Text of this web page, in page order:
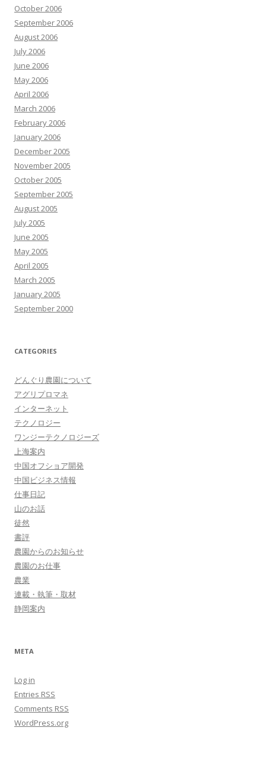
October 2006
September 2006
August 2006
July 2006
June 2006
May 2006
April 2006
March 2006
February 2006
January 2006
December 2005
November 2005
October 2005
September 2005
August 2005
July 2005
June 2005
May 2005
April 2005
March 2005
January 2005
September 2000
CATEGORIES
どんぐり農園について
アグリプロマネ
インターネット
テクノロジー
ワンジーテクノロジーズ
上海案内
中国オフショア開発
中国ビジネス情報
仕事日記
山のお話
徒然
書評
農園からのお知らせ
農園のお仕事
農業
連載・執筆・取材
静岡案内
META
Log in
Entries RSS
Comments RSS
WordPress.org